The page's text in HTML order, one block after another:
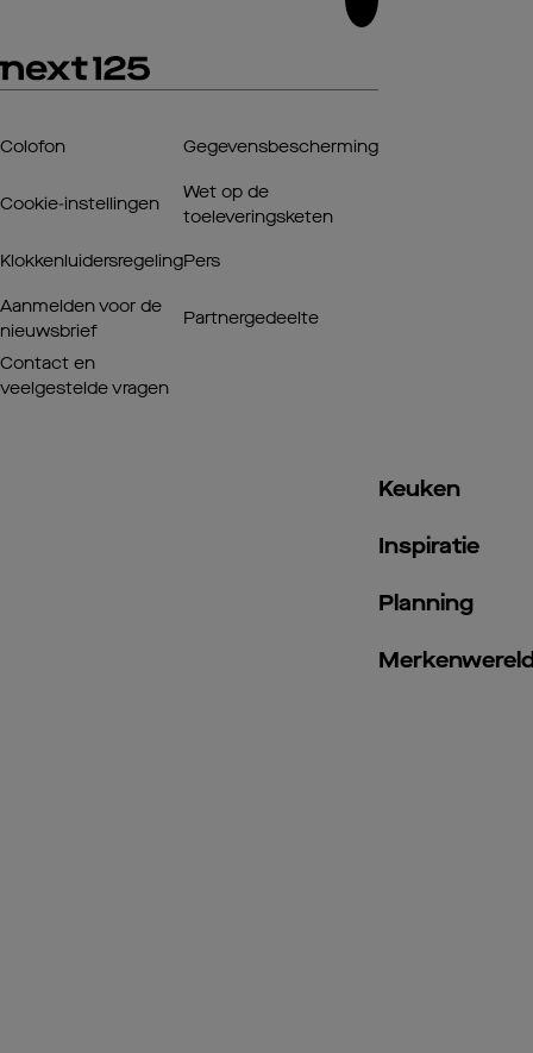
Keuken
Inspiratie
Planning
Colofon Gegevensbescherming
Cookie-instellingen
Wet op de
toeleveringsketen
KlokkenluidersregelingPers
Aanmelden voor de
nieuwsbrief
Partnergedeelte
Contact en
veelgestelde vragen